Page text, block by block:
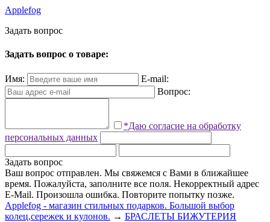
Applefog
Задать вопрос
Задать вопрос о товаре:
Имя:
E-mail:
Вопрос:
*Даю согласие на обработку
персональных данных
Задать вопрос
Ваш вопрос отправлен. Мы свяжемся с Вами в ближайшее
время. Пожалуйста, заполните все поля. Некорректный адрес
E-Mail. Произошла ошибка. Повторите попытку позже.
Applefog - магазин стильных подарков. Большой выбор
колец,сережек и кулонов. → БРАСЛЕТЫ БИЖУТЕРИЯ